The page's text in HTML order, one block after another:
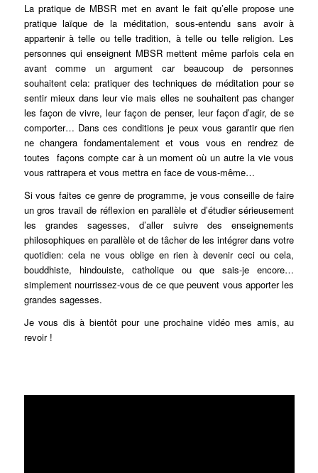
La pratique de MBSR met en avant le fait qu’elle propose une
pratique laïque de la méditation, sous-entendu sans avoir à
appartenir à telle ou telle tradition, à telle ou telle religion. Les
personnes qui enseignent MBSR mettent même parfois cela en
avant comme un argument car beaucoup de personnes
souhaitent cela: pratiquer des techniques de méditation pour se
sentir mieux dans leur vie mais elles ne souhaitent pas changer
les façon de vivre, leur façon de penser, leur façon d’agir, de se
comporter… Dans ces conditions je peux vous garantir que rien
ne changera fondamentalement et vous vous en rendrez de
toutes façons compte car à un moment où un autre la vie vous
vous rattrapera et vous mettra en face de vous-même…
Si vous faites ce genre de programme, je vous conseille de faire
un gros travail de réflexion en parallèle et d’étudier sérieusement
les grandes sagesses, d’aller suivre des enseignements
philosophiques en parallèle et de tâcher de les intégrer dans votre
quotidien: cela ne vous oblige en rien à devenir ceci ou cela,
bouddhiste, hindouiste, catholique ou que sais-je encore…
simplement nourrissez-vous de ce que peuvent vous apporter les
grandes sagesses.
Je vous dis à bientôt pour une prochaine vidéo mes amis, au
revoir !